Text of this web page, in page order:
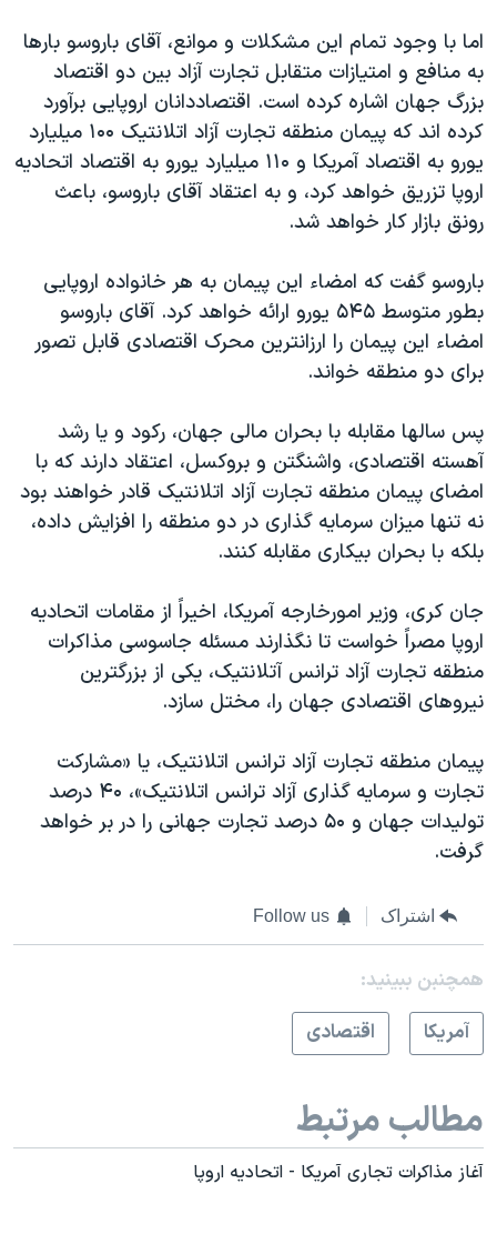
اما با وجود تمام این مشکلات و موانع، آقای باروسو بارها
به منافع و امتیازات متقابل تجارت آزاد بین دو اقتصاد
بزرگ جهان اشاره کرده است. اقتصاددانان اروپایی برآورد
کرده اند که پیمان منطقه تجارت آزاد اتلانتیک ۱۰۰ میلیارد
یورو به اقتصاد آمریکا و ۱۱۰ میلیارد یورو به اقتصاد اتحادیه
اروپا تزریق خواهد کرد، و به اعتقاد آقای باروسو، باعث
رونق بازار کار خواهد شد.
باروسو گفت که امضاء این پیمان به هر خانواده اروپایی
بطور متوسط ۵۴۵ یورو ارائه خواهد کرد. آقای باروسو
امضاء این پیمان را ارزانترین محرک اقتصادی قابل تصور
برای دو منطقه خواند.
پس سالها مقابله با بحران مالی جهان، رکود و یا رشد
آهسته اقتصادی، واشنگتن و بروکسل، اعتقاد دارند که با
امضای پیمان منطقه تجارت آزاد اتلانتیک قادر خواهند بود
نه تنها میزان سرمایه گذاری در دو منطقه را افزایش داده،
بلکه با بحران بیکاری مقابله کنند.
جان کری، وزیر امورخارجه آمریکا، اخیراً از مقامات اتحادیه
اروپا مصراً خواست تا نگذارند مسئله جاسوسی مذاکرات
منطقه تجارت آزاد ترانس آتلانتیک، یکی از بزرگترین
نیروهای اقتصادی جهان را، مختل سازد.
پیمان منطقه تجارت آزاد ترانس اتلانتیک، یا «مشارکت
تجارت و سرمایه گذاری آزاد ترانس اتلانتیک»، ۴۰ درصد
تولیدات جهان و ۵۰ درصد تجارت جهانی را در بر خواهد
گرفت.
اشتراک Follow us
همچنبن ببینید:
آمريکا
اقتصادی
مطالب مرتبط
آغاز مذاکرات تجاری آمریکا - اتحادیه اروپا